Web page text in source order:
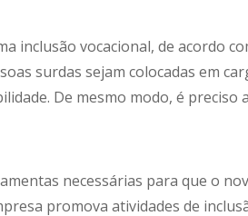
inclusão vocacional, de acordo
surdas sejam colocadas em
De mesmo modo, é
necessárias para que o
promova atividades de